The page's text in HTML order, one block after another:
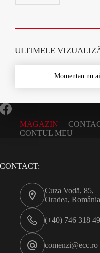
ULTIMELE
Momentan nu
MAGAZIN
CONTUL MEU
CONTACT:
Cuza Vodă, 85,
Oradea, România
(+40) 746 318
comenzi@ecc.ro